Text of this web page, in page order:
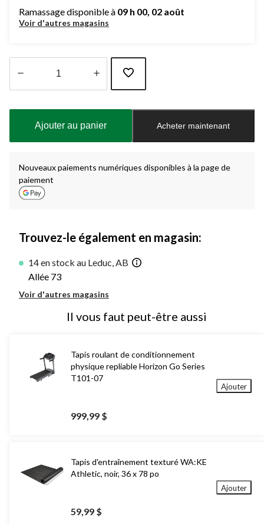
Ramassage disponible à 09 h 00, 02 août
Voir d'autres magasins
à
Ajouter au panier Acheter maintenant
Nouveaux paiements numériques disponibles à la page de
paiement
Trouvez-le également en magasin:
14 en stock au Leduc, AB
Allée 73
Voir d'autres magasins
Il vous faut peut-être aussi
Tapis roulant de conditionnement
physique repliable Horizon Go Series
T101-07
999,99 $
Ajouter
Tapis d'entraînement texturé WA:KE
Athletic, noir, 36 x 78 po
59,99 $
Ajouter